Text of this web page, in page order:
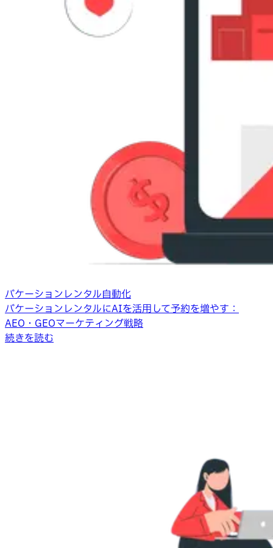
バケーションレンタル自動化
バケーションレンタルにAIを活用して予約を増やす：
AEO・GEOマーケティング戦略
続きを読む